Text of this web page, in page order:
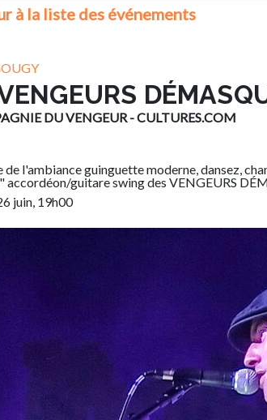
à la liste des événements
DU VENGEUR - CULTURES.COM
de l'ambiance guinguette moderne, dansez,
accordéon/guitare swing des VENGEURS
juin, 19h00